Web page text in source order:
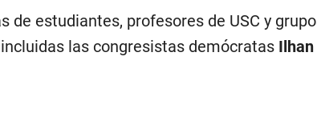
de estudiantes, profesores de USC y
las congresistas demócratas